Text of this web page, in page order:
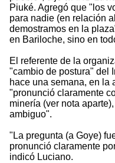
Piuké. Agregó que "los
para nadie (en relación
demostramos en la
en Bariloche, sino en
El referente de la
"cambio de postura" del
hace una semana, en la
"pronunció claramente
minería (ver nota
ambiguo".
"La pregunta (a Goye)
pronunció claramente
indicó Luciano.